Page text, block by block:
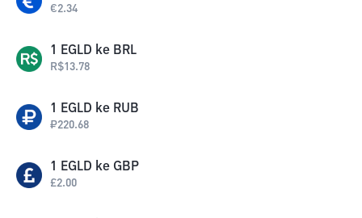
€2.34
1 EGLD ke BRL
R$13.78
1 EGLD ke RUB
₽220.68
1 EGLD ke GBP
£2.00